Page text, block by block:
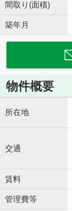
間取り(面積)
築年月
物件概要
所在地
交通
賃料
管理費等